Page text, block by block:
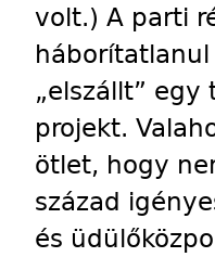
volt.) A parti
háborítatlanul
„elszállt”
projekt.
ötlet, hogy
század
és